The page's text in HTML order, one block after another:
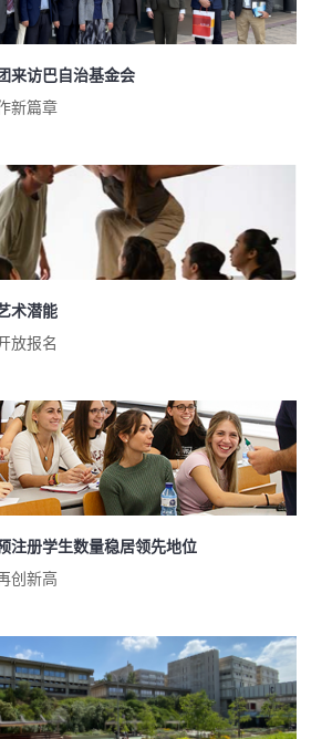
来访巴自治基金会
新篇章
术潜能
放报名
注册学生数量稳居领先地位
创新高